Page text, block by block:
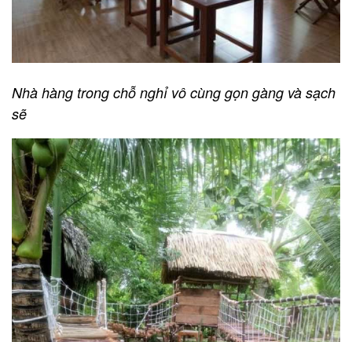
Nhà hàng trong chỗ nghỉ vô cùng gọn gàng và sạch
sẽ